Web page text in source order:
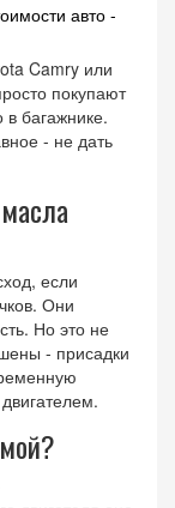
авто -
Camry или
покупают
багажнике.
- не дать
если
Они
Но это не
- присадки